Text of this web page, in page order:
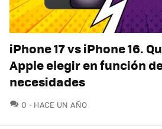
iPhone 17 vs iPhone 16.
Apple elegir en función
necesidades
0 COMENTARIOS
HACE UN AÑO